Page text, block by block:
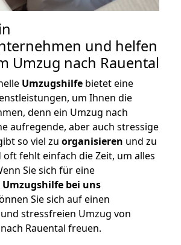
und helfen
Umzug nach Rauental
Umzugshilfe bietet eine
um Ihnen die
denn ein Umzug nach
aufregende, aber auch stressige
so viel zu organisieren und zu
oft fehlt einfach die Zeit, um alles
Sie sich für eine
bei uns
Sie sich auf einen
stressfreien Umzug von
Rauental freuen.